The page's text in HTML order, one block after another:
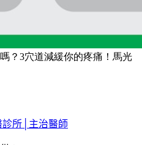
？3穴道減緩你的疼痛！馬光
診所│主治醫師